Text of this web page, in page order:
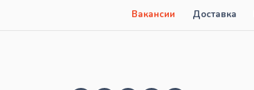
Вакансии Доставка